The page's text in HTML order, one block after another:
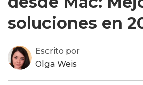
soluciones en
Escrito por
Olga Weis